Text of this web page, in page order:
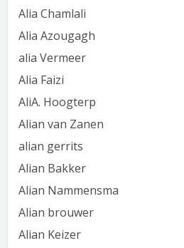
Alia Chamlali
Alia Azougagh
alia Vermeer
Alia Faizi
AliA. Hoogterp
Alian van Zanen
alian gerrits
Alian Bakker
Alian Nammensma
Alian brouwer
Alian Keizer